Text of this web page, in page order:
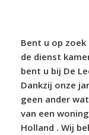
Bent u op
de dienst
bent u bij De
Dankzij onze
geen ander
van een
Holland . Wij